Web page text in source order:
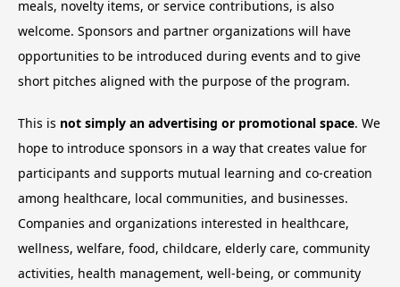
meals, novelty items, or service contributions, is also
welcome. Sponsors and partner organizations will have
opportunities to be introduced during events and to give
short pitches aligned with the purpose of the program.
This is not simply an advertising or promotional space. We
hope to introduce sponsors in a way that creates value for
participants and supports mutual learning and co-creation
among healthcare, local communities, and businesses.
Companies and organizations interested in healthcare,
wellness, welfare, food, childcare, elderly care, community
activities, health management, well-being, or community